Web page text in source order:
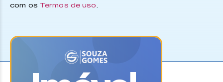
com os Termos de uso